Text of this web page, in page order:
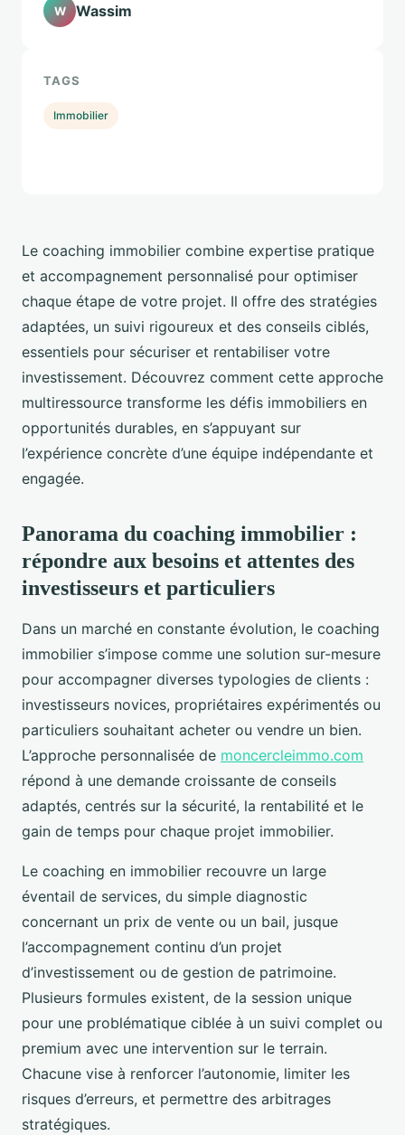
Le coaching immobilier combine expertise pratique
et accompagnement personnalisé pour optimiser
chaque étape de votre projet. Il offre des stratégies
adaptées, un suivi rigoureux et des conseils ciblés,
essentiels pour sécuriser et rentabiliser votre
investissement. Découvrez comment cette approche
multiressource transforme les défis immobiliers en
opportunités durables, en s’appuyant sur
l’expérience concrète d’une équipe indépendante et
engagée.
Panorama du coaching immobilier :
répondre aux besoins et attentes des
investisseurs et particuliers
Dans un marché en constante évolution, le coaching
immobilier s’impose comme une solution sur-mesure
pour accompagner diverses typologies de clients :
investisseurs novices, propriétaires expérimentés ou
particuliers souhaitant acheter ou vendre un bien.
L’approche personnalisée de moncercleimmo.com
répond à une demande croissante de conseils
adaptés, centrés sur la sécurité, la rentabilité et le
gain de temps pour chaque projet immobilier.
Le coaching en immobilier recouvre un large
éventail de services, du simple diagnostic
concernant un prix de vente ou un bail, jusque
l’accompagnement continu d’un projet
d’investissement ou de gestion de patrimoine.
Plusieurs formules existent, de la session unique
pour une problématique ciblée à un suivi complet ou
premium avec une intervention sur le terrain.
Chacune vise à renforcer l’autonomie, limiter les
risques d’erreurs, et permettre des arbitrages
stratégiques.
W Wassim
TAGS
Immobilier